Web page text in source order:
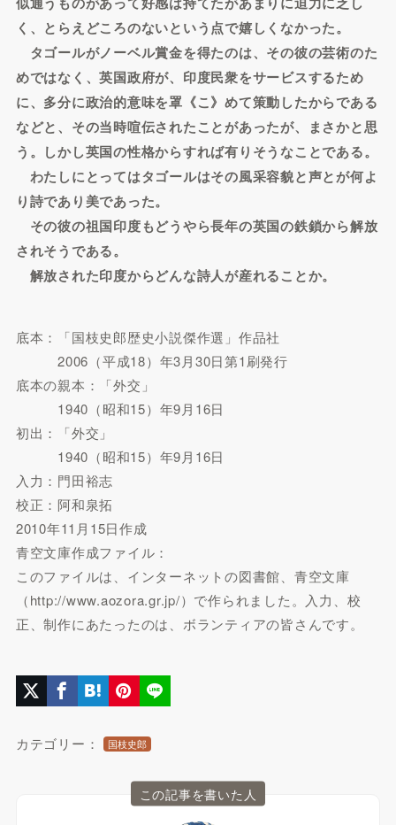
く、とらえどころのないという点で嬉しくなかった。
タゴールがノーベル賞金を得たのは、その彼の芸術のた
めではなく、英国政府が、印度民衆をサービスするため
に、多分に政治的意味を罩《こ》めて策動したからである
などと、その当時喧伝されたことがあったが、まさかと思
う。しかし英国の性格からすれば有りそうなことである。
わたしにとってはタゴールはその風采容貌と声とが何よ
り詩であり美であった。
その彼の祖国印度もどうやら長年の英国の鉄鎖から解放
されそうである。
解放された印度からどんな詩人が産れることか。
底本：「国枝史郎歴史小説傑作選」作品社
2006（平成18）年3月30日第1刷発行
底本の親本：「外交」
1940（昭和15）年9月16日
初出：「外交」
1940（昭和15）年9月16日
入力：門田裕志
校正：阿和泉拓
2010年11月15日作成
青空文庫作成ファイル：
このファイルは、インターネットの図書館、青空文庫
（http://www.aozora.gr.jp/）で作られました。入力、校
正、制作にあたったのは、ボランティアの皆さんです。
カテゴリー： 国枝史郎
この記事を書いた人